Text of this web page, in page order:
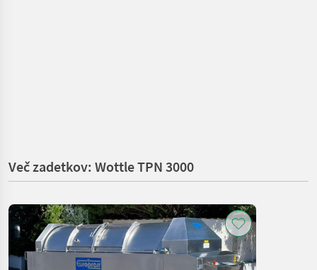
Več zadetkov: Wottle TPN 3000